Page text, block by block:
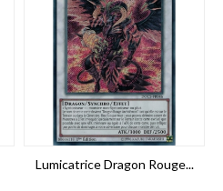
Lumicatrice Dragon Rouge...